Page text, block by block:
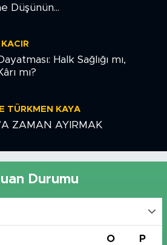
Düşünün...
Halk Sağlığı mı,
mı?
TÜRKMEN KAYA
ZAMAN AYIRMAK
Durumu
O P